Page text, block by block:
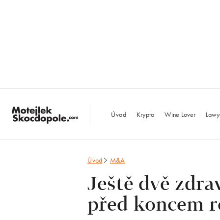
Úvod Krypto Wine Lover
Úvod M&A
Ještě dvě
před koncem